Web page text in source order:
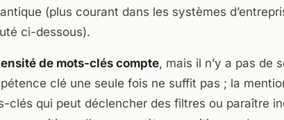
(plus courant dans les systèmes
ci-dessous).
de mots-clés compte, mais il n’y a pas de
clé une seule fois ne suffit pas ; la
clés qui peut déclencher des filtres ou paraître